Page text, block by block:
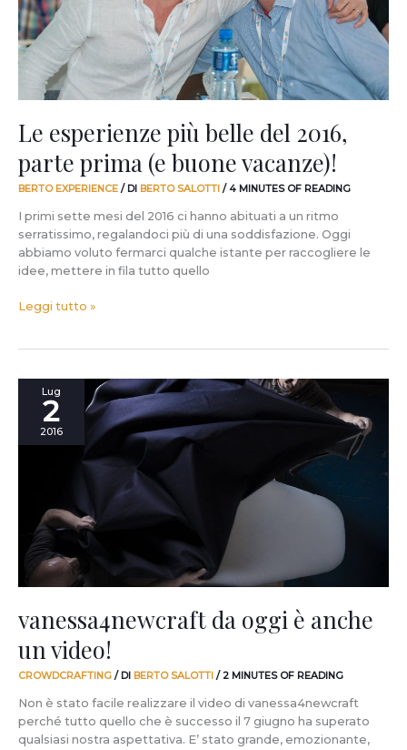
Le esperienze più belle del 2016,
parte prima (e buone vacanze)!
BERTO EXPERIENCE / DI BERTO SALOTTI /4 MINUTES OF READING
I primi sette mesi del 2016 ci hanno abituati a un ritmo
serratissimo, regalandoci più di una soddisfazione. Oggi
abbiamo voluto fermarci qualche istante per raccogliere le
idee, mettere in fila tutto quello
parte
prima
(e
buone
vacanze)!
Leggi tutto »
Lug
2
2016
vanessa4newcraft da oggi è anche
un video!
CROWDCRAFTING / DI BERTO SALOTTI /2 MINUTES OF READING
Non è stato facile realizzare il video di vanessa4newcraft
perché tutto quello che è successo il 7 giugno ha superato
qualsiasi nostra aspettativa. E’ stato grande, emozionante,
vanessa4newcraft
oggi